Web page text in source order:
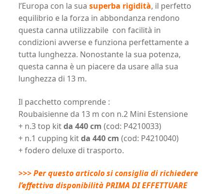
l’Europa con la sua superba rigidità, il perfetto
equilibrio e la forza in abbondanza rendono
questa canna utilizzabile con facilità in
condizioni avverse e funziona perfettamente a
tutta lunghezza. Nonostante la sua potenza,
questa canna è un piacere da usare alla sua
lunghezza di 13 m.
Il pacchetto comprende :
Roubaisienne da 13 m con n.2 Mini Estensione
+ n.3 top kitda 440 cm (cod: P4210033)
+ n.1 cupping kitda 440 cm (cod: P4210040)
+ fodero deluxe di trasporto.
>>> Per questo articolo si consiglia di richiedere
l’effettiva disponibilità PRIMA DI EFFETTUARE